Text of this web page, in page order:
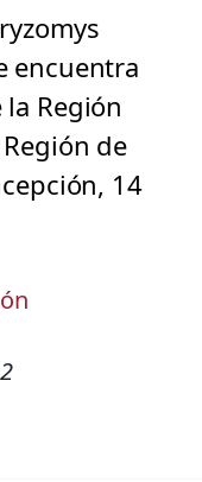
encuentra
Región
de
14